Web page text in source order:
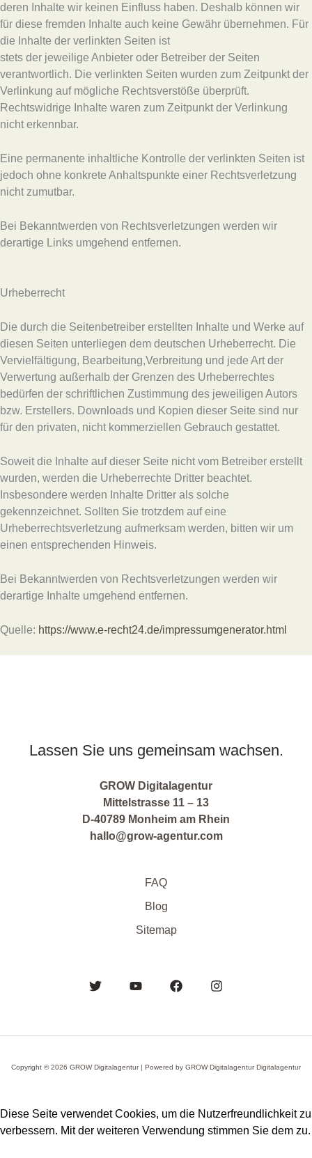
deren Inhalte wir keinen Einfluss haben. Deshalb können wir
für diese fremden Inhalte auch keine Gewähr übernehmen. Für
die Inhalte der verlinkten Seiten ist
stets der jeweilige Anbieter oder Betreiber der Seiten
verantwortlich. Die verlinkten Seiten wurden zum Zeitpunkt der
Verlinkung auf mögliche Rechtsverstöße überprüft.
Rechtswidrige Inhalte waren zum Zeitpunkt der Verlinkung
nicht erkennbar.
Eine permanente inhaltliche Kontrolle der verlinkten Seiten ist
jedoch ohne konkrete Anhaltspunkte einer Rechtsverletzung
nicht zumutbar.
Bei Bekanntwerden von Rechtsverletzungen werden wir
derartige Links umgehend entfernen.
Urheberrecht
Die durch die Seitenbetreiber erstellten Inhalte und Werke auf
diesen Seiten unterliegen dem deutschen Urheberrecht. Die
Vervielfältigung, Bearbeitung,Verbreitung und jede Art der
Verwertung außerhalb der Grenzen des Urheberrechtes
bedürfen der schriftlichen Zustimmung des jeweiligen Autors
bzw. Erstellers. Downloads und Kopien dieser Seite sind nur
für den privaten, nicht kommerziellen Gebrauch gestattet.
Soweit die Inhalte auf dieser Seite nicht vom Betreiber erstellt
wurden, werden die Urheberrechte Dritter beachtet.
Insbesondere werden Inhalte Dritter als solche
gekennzeichnet. Sollten Sie trotzdem auf eine
Urheberrechtsverletzung aufmerksam werden, bitten wir um
einen entsprechenden Hinweis.
Bei Bekanntwerden von Rechtsverletzungen werden wir
derartige Inhalte umgehend entfernen.
Quelle: https://www.e-recht24.de/impressumgenerator.html
Lassen Sie uns gemeinsam wachsen.
GROW Digitalagentur
Mittelstrasse 11 – 13
D-40789 Monheim am Rhein
hallo@grow-agentur.com
FAQ
Blog
Sitemap
Copyright © 2026 GROW Digitalagentur | Powered by GROW Digitalagentur Digitalagentur
Diese Seite verwendet Cookies, um die Nutzerfreundlichkeit zu
verbessern. Mit der weiteren Verwendung stimmen Sie dem zu.